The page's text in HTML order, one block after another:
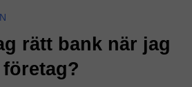
rätt bank när jag